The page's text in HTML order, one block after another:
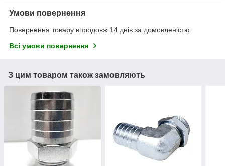
Умови повернення
Повернення товару впродовж 14 днів за домовленістю
Всі умови повернення
З цим товаром також замовляють